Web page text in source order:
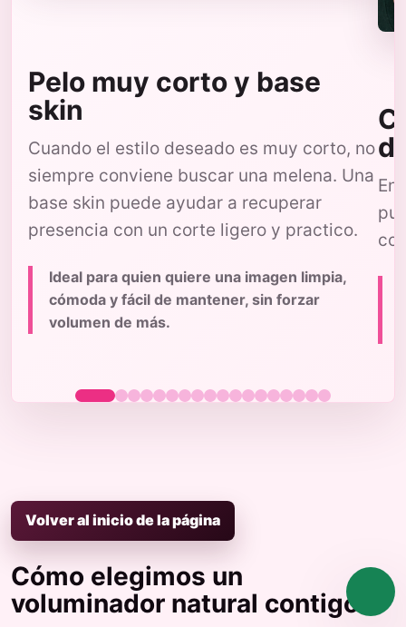
Pelo muy corto y base
skin
Cuando el estilo deseado es muy corto, no
siempre conviene buscar una melena. Una
base skin puede ayudar a recuperar
presencia con un corte ligero y practico.
Ideal para quien quiere una imagen limpia,
cómoda y fácil de mantener, sin forzar
volumen de más.
En
Volver al inicio de la página
Cómo elegimos un
voluminador natural contigo